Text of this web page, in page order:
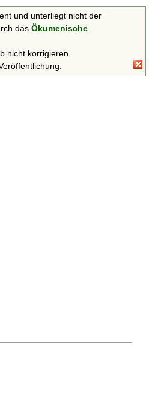
und unterliegt nicht der
das Ökumenische
nicht korrigieren.